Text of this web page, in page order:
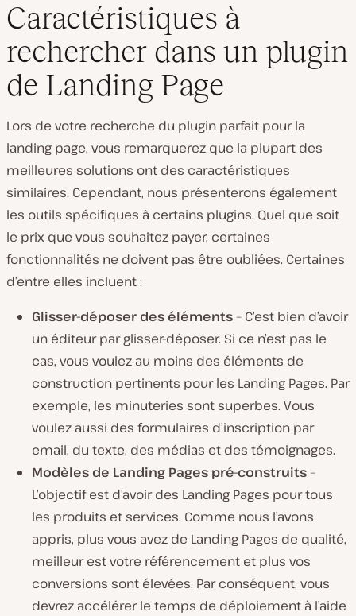
Caractéristiques à
rechercher dans un plugin
de Landing Page
Lors de votre recherche du plugin parfait pour la
landing page, vous remarquerez que la plupart des
meilleures solutions ont des caractéristiques
similaires. Cependant, nous présenterons également
les outils spécifiques à certains plugins. Quel que soit
le prix que vous souhaitez payer, certaines
fonctionnalités ne doivent pas être oubliées. Certaines
d’entre elles incluent :
Glisser-déposer des éléments– C’est bien d’avoir
un éditeur par glisser-déposer. Si ce n’est pas le
cas, vous voulez au moins des éléments de
construction pertinents pour les Landing Pages. Par
exemple, les minuteries sont superbes. Vous
voulez aussi des formulaires d’inscription par
email, du texte, des médias et des témoignages.
Modèles de Landing Pages pré-construits–
L’objectif est d’avoir des Landing Pages pour tous
les produits et services. Comme nous l’avons
appris, plus vous avez de Landing Pages de qualité,
meilleur est votre référencement et plus vos
conversions sont élevées. Par conséquent, vous
devrez accélérer le temps de déploiement à l’aide